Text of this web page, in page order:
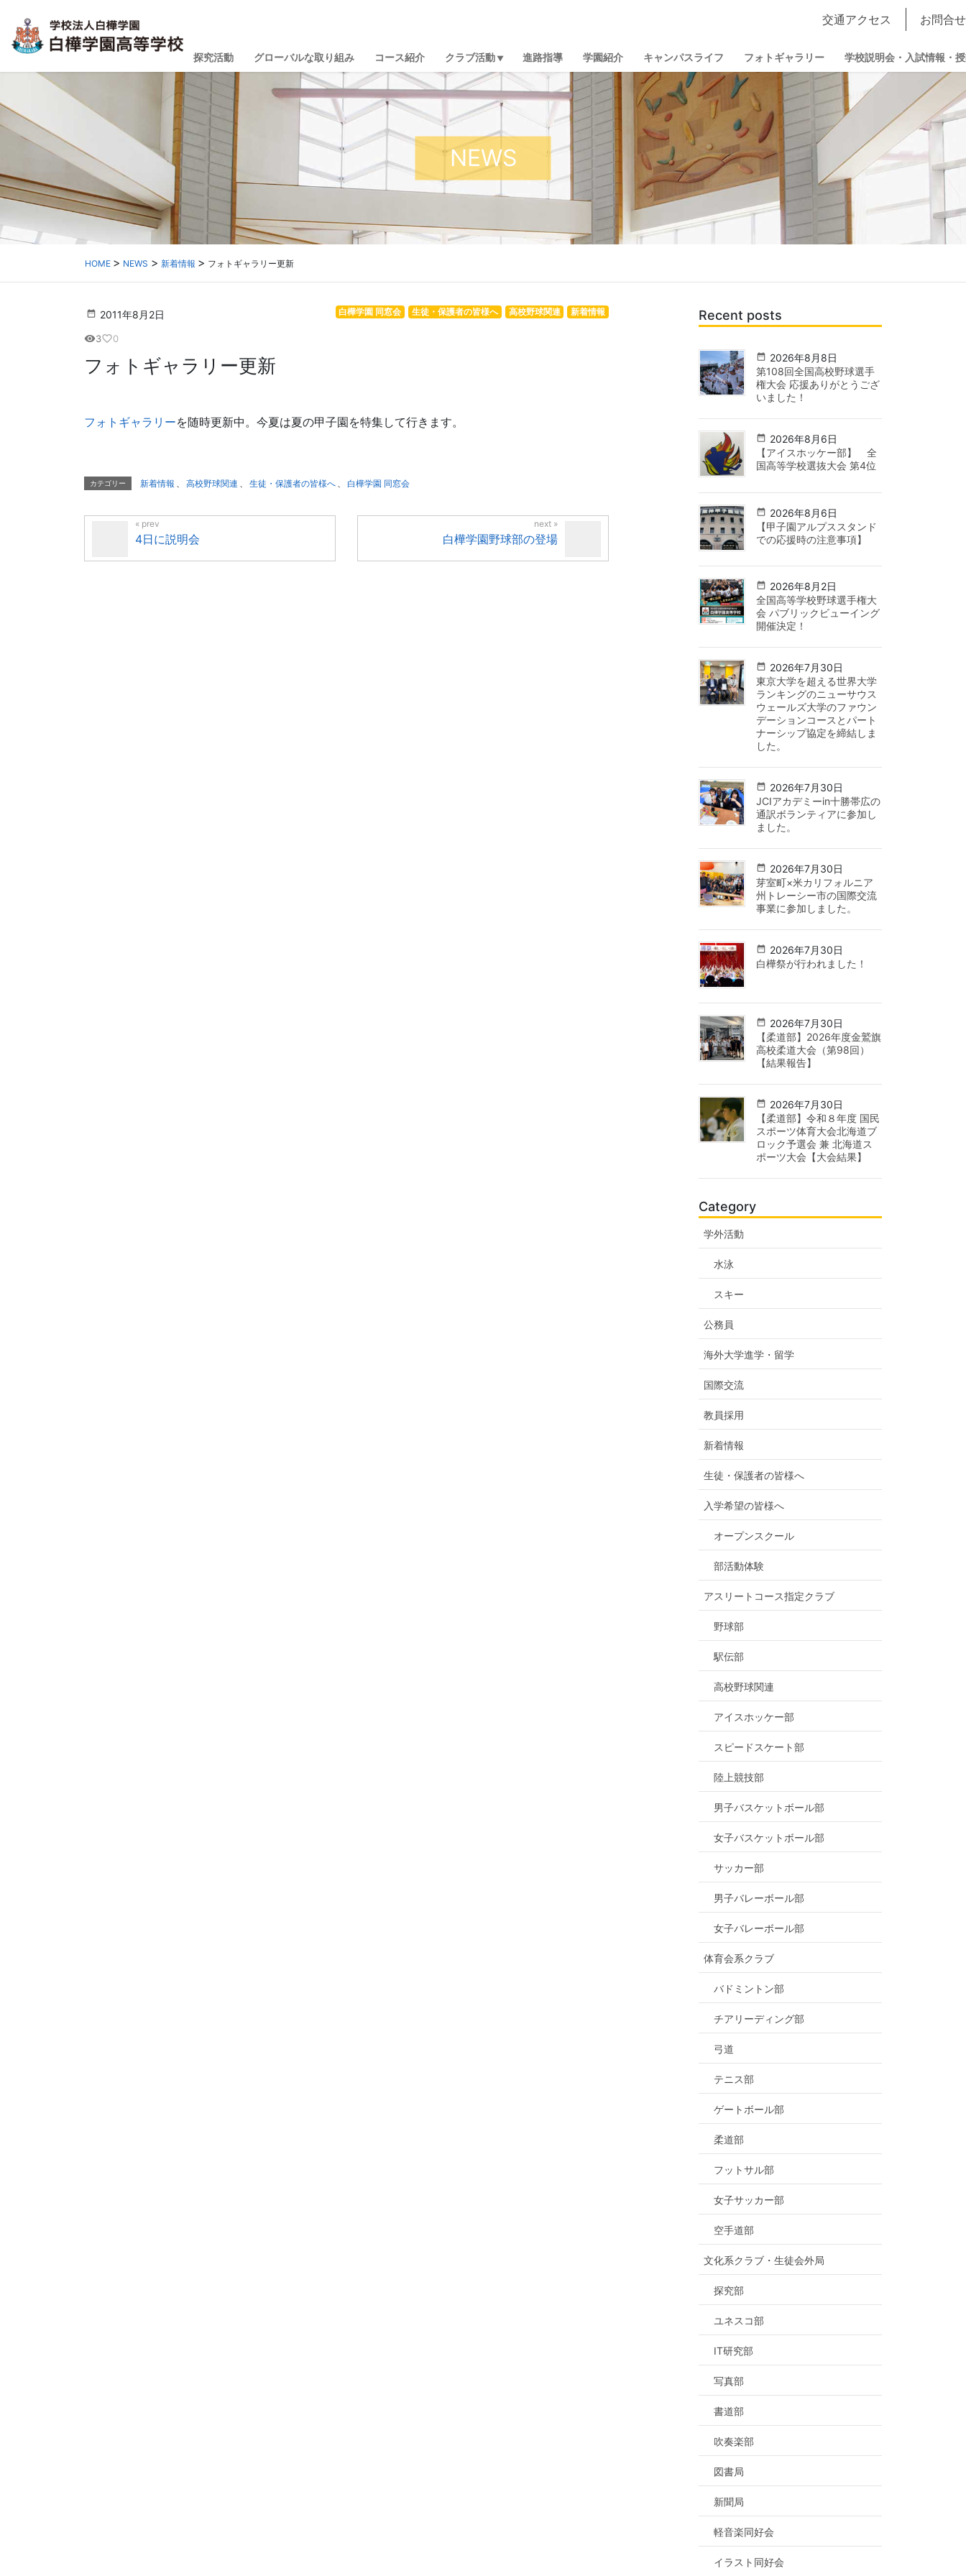
交通アクセス お問合せ
探究活動 グローバルな取り組み コース紹介 クラブ活動 進路指導 学園紹介 キャンパスライフ フォトギャラリー 学校説明会・入試情報・
NEWS
HOME NEWS 新着情報 フォトギャラリー更新
2011年8月2日 新着情報
高校野球関連
生徒・保護者の皆様へ
白樺学園 同窓会
visibility3favorite_border0
フォトギャラリー更新
フォトギャラリーを随時更新中。今夏は夏の甲子園を特集して行きます。
カテゴリー 新着情報 高校野球関連 生徒・保護者の皆様へ 白樺学園 同窓会
4日に説明会 白樺学園野球部の登場
Recent posts
2026年8月8日
第108回全国高校野球選手
権大会 応援ありがとうござ
いました！
2026年8月6日
【アイスホッケー部】 全
国高等学校選抜大会 第4位
2026年8月6日
【甲子園アルプススタンド
での応援時の注意事項】
2026年8月2日
全国高等学校野球選手権大
会 パブリックビューイング
開催決定！
2026年7月30日
東京大学を超える世界大学
ランキングのニューサウス
ウェールズ大学のファウン
デーションコースとパート
ナーシップ協定を締結しま
した。
2026年7月30日
JCIアカデミーin十勝帯広の
通訳ボランティアに参加し
ました。
2026年7月30日
芽室町×米カリフォルニア
州トレーシー市の国際交流
事業に参加しました。
2026年7月30日
白樺祭が行われました！
2026年7月30日
【柔道部】2026年度金鷲旗
高校柔道大会（第98回）
【結果報告】
2026年7月30日
【柔道部】令和８年度 国民
スポーツ体育大会北海道ブ
ロック予選会 兼 北海道ス
ポーツ大会【大会結果】
Category
学外活動
水泳
スキー
公務員
海外大学進学・留学
国際交流
教員採用
新着情報
生徒・保護者の皆様へ
入学希望の皆様へ
オープンスクール
部活動体験
アスリートコース指定クラブ
野球部
駅伝部
高校野球関連
アイスホッケー部
スピードスケート部
陸上競技部
男子バスケットボール部
女子バスケットボール部
サッカー部
男子バレーボール部
女子バレーボール部
体育会系クラブ
バドミントン部
チアリーディング部
弓道
テニス部
ゲートボール部
柔道部
フットサル部
女子サッカー部
空手道部
文化系クラブ・生徒会外局
探究部
ユネスコ部
IT研究部
写真部
書道部
吹奏楽部
図書局
新聞局
軽音楽同好会
イラスト同好会